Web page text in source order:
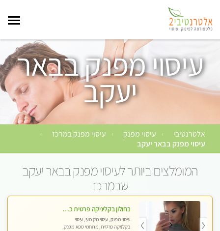
עיסוי מפנק בבאר
יעקב
אלטרנטיבי › עיסוי מפנק › עיסוי מפנק במרכז ›
עיסוי מפנק בבאר יעקב
המומלצים ביותר לעיסוי מפנק בבאר יעקב
שבמרכז
בחולון בקליניקה פרטית כל סוגי העיסויים מעסה מקצועית ואיכותית פרטי!!
עיסוי מפנק, עיסוי מקצועי, עיסוי
בקלניקה פרטית, מתחמי ספא מפנק,